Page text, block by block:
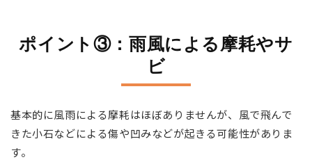
ポイント③：雨風による摩耗やサ
ビ
基本的に風雨による摩耗はほぼありませんが、風で飛んで
きた小石などによる傷や凹みなどが起きる可能性がありま
す。